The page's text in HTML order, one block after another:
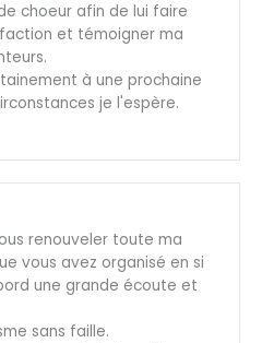
choeur afin de lui faire
et témoigner ma
à une prochaine
je l'espère.
renouveler toute ma
vous avez organisé en si
une grande écoute et
sans faille.